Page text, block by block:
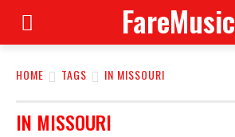
FareMusic
HOME TAGS IN MISSOURI
IN MISSOURI